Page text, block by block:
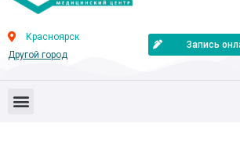
Красноярск
Другой город
Запись